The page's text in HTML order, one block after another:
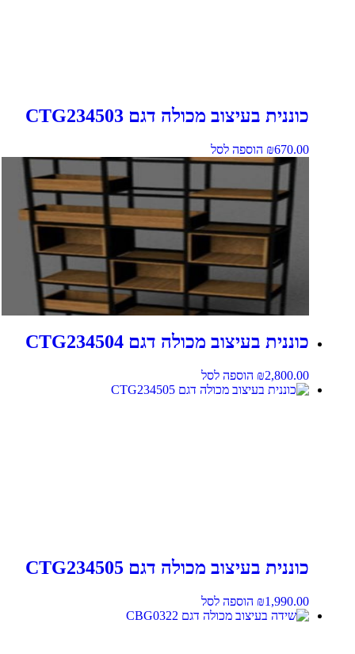
כוננית בעיצוב מכולה דגם CTG234503
₪670.00 הוספה לסל
כוננית בעיצוב מכולה דגם CTG234504
₪2,800.00 הוספה לסל
כוננית בעיצוב מכולה דגם CTG234505
₪ 1,990.00 הוספה לסל